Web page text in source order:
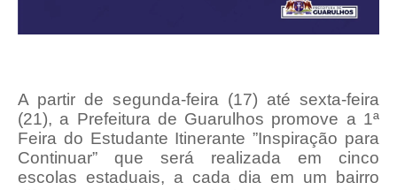
A partir de segunda-feira (17) até sexta-feira
(21), a Prefeitura de Guarulhos promove a 1ª
Feira do Estudante Itinerante ”Inspiração para
Continuar” que será realizada em cinco
escolas estaduais, a cada dia em um bairro